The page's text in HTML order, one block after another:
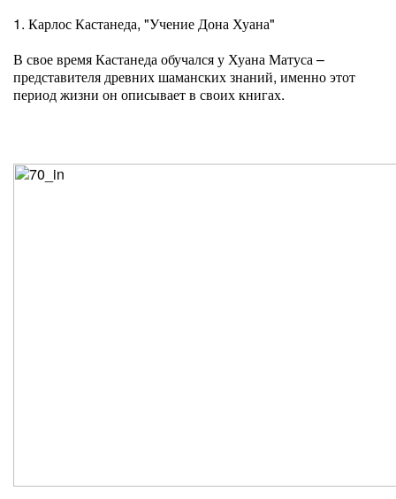
1. Карлос Кастанеда, "Учение Дона Хуана"
В свое время Кастанеда обучался у Хуана Матуса –
представителя древних шаманских знаний, именно этот
период жизни он описывает в своих книгах.